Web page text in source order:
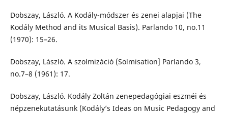
Dobszay, László. A Kodály-módszer és zenei alapjai (The
Kodály Method and its Musical Basis). Parlando 10, no.11
(1970): 15–26.
Dobszay, László. A szolmizáció (Solmisation] Parlando 3,
no.7–8 (1961): 17.
Dobszay, László. Kodály Zoltán zenepedagógiai eszméi és
népzenekutatásunk (Kodály’s Ideas on Music Pedagogy and